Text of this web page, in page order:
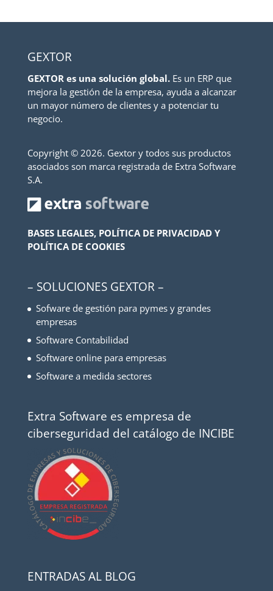
GEXTOR
GEXTOR es una solución global.Es un ERP que
mejora la gestión de la empresa, ayuda a alcanzar
un mayor número de clientes y a potenciar tu
negocio.
Copyright © 2026. Gextor y todos sus productos
asociados son marca registrada de Extra Software
S.A.
BASES LEGALES, POLÍTICA DE PRIVACIDAD Y
POLÍTICA DE COOKIES
– SOLUCIONES GEXTOR –
Sofware de gestión para pymes y grandes
empresas
Software Contabilidad
Software online para empresas
Software a medida sectores
Extra Software es empresa de
ciberseguridad del catálogo de INCIBE
ENTRADAS AL BLOG